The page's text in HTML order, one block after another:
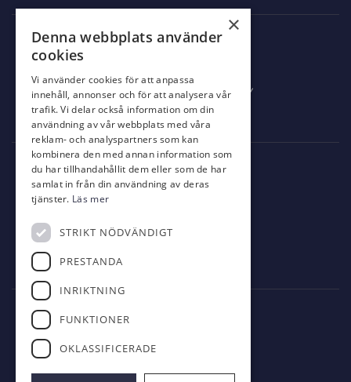
Mat & Dryck
Event & festvåning VY
Bistro Bryggan
Kontakt
info@eskilstunagk.se
635 02 Eskilstuna
×
Denna webbplats använder
cookies
Vi använder cookies för att anpassa
innehåll, annonser och för att analysera vår
trafik. Vi delar också information om din
användning av vår webbplats med våra
reklam- och analyspartners som kan
kombinera den med annan information som
du har tillhandahållit dem eller som de har
samlat in från din användning av deras
tjänster. Läs mer
STRIKT NÖDVÄNDIGT
PRESTANDA
INRIKTNING
FUNKTIONER
OKLASSIFICERADE